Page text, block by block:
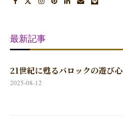
最新記事
21世紀に甦るバロックの遊び心
2025-08-12